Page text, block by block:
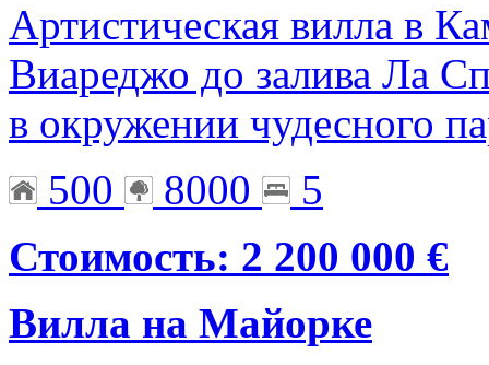
Артистическая вилла в
Виареджо до залива Ла
в окружении чудесного
500
8000
5
Стоимость: 2 200 000 €
Вилла на Майорке